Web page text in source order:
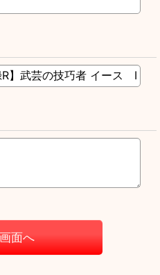
面へ